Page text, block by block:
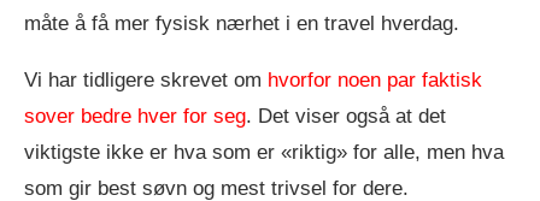
måte å få mer fysisk nærhet i en travel hverdag.
Vi har tidligere skrevet om hvorfor noen par faktisk
sover bedre hver for seg. Det viser også at det
viktigste ikke er hva som er «riktig» for alle, men hva
som gir best søvn og mest trivsel for dere.